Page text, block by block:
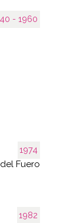
1940 - 1960
1974
Fuero
1982